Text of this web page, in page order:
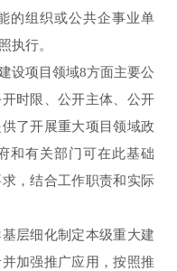
的组织或公共企事业单
执行。
项目领域8方面主要公
时限、公开主体、公开
了开展重大项目领域政
和有关部门可在此基础
，结合工作职责和实际
层细化制定本级重大建
加强推广应用，按照推